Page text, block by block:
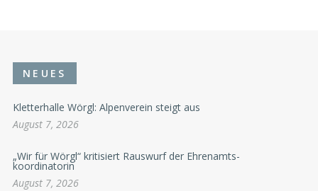
NEUES
Kletterhalle Wörgl: Alpenverein steigt aus
August 7, 2026
„Wir für Wörgl“ kritisiert Rauswurf der Ehrenamts-
koordinatorin
August 7, 2026